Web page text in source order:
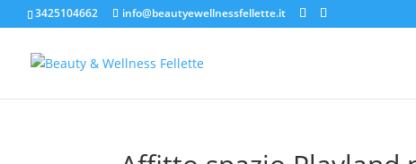
3425104662 info@beautyewellnessfellette.it